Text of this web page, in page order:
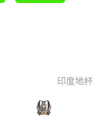
印度地杯